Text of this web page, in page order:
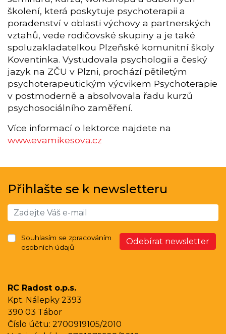
školení, která poskytuje psychoterapii a
poradenství v oblasti výchovy a partnerských
vztahů, vede rodičovské skupiny a je také
spoluzakladatelkou Plzeňské komunitní školy
Koventinka. Vystudovala psychologii a český
jazyk na ZČU v Plzni, prochází pětiletým
psychoterapeutickým výcvikem Psychoterapie
v postmoderně a absolvovala řadu kurzů
psychosociálního zaměření.
Více informací o lektorce najdete na
www.evamikesova.cz
Přihlašte se k newsletteru
Souhlasím se zpracováním
osobních údajů
Odebírat newsletter
RC Radost o.p.s.
Kpt. Nálepky 2393
390 03 Tábor
Číslo účtu: 2700919105/2010